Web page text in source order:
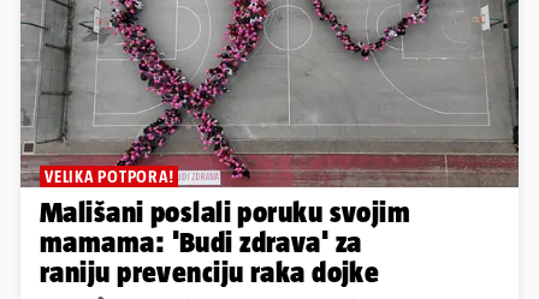
VELIKA POTPORA!
Mališani poslali poruku svojim
mamama: 'Budi zdrava' za
raniju prevenciju raka dojke